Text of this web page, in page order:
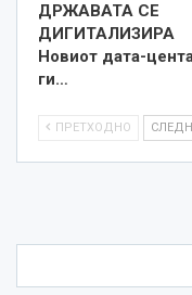
ДРЖАВАТА СЕ
ДИГИТАЛИЗИРА
Новиот дата-
ги…
ПРЕТХОДНО